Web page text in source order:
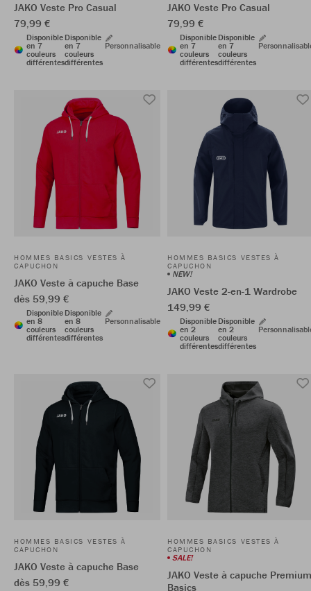
JAKO Veste Pro Casual
79,99 €
Disponible
en 7
couleurs
différentes
Disponible
en 7
couleurs
différentes
Personnalisable
JAKO Veste Pro Casual
79,99 €
Disponible
en 7
couleurs
différentes
Disponible
en 7
couleurs
différentes
HOMMES BASICS VESTES À
CAPUCHON
JAKO Veste à capuche Base
dès 59,99 €
Disponible
en 8
couleurs
différentes
Disponible
en 8
couleurs
différentes
Personnalisable
HOMMES BASICS VESTES À
CAPUCHON
NEW!
JAKO Veste 2-en-1 Wardrobe
149,99 €
Disponible
en 2
couleurs
différentes
Disponible
en 2
couleurs
différentes
HOMMES BASICS VESTES À
CAPUCHON
JAKO Veste à capuche Base
dès 59,99 €
HOMMES BASICS VESTES À
CAPUCHON
SALE!
JAKO Veste à capuche Premium
Basics